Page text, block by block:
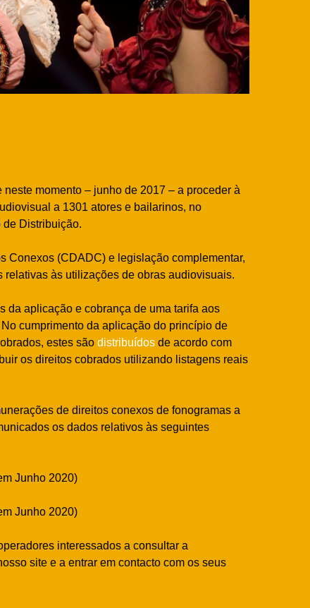
momento – junho de 2017 – a proceder à
a 1301 atores e bailarinos, no
Distribuição.
Conexos (CDADC) e legislação complementar,
às utilizações de obras audiovisuais.
da aplicação e cobrança de uma tarifa aos
cumprimento da aplicação do princípio de
estes são distribuídos de acordo com
os direitos cobrados utilizando listagens reais
de direitos conexos de fonogramas a
os dados relativos às seguintes
Junho 2020)
Junho 2020)
interessados a consultar a
site e a entrar em contacto com os seus